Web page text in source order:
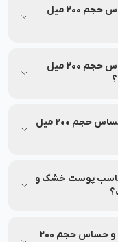
ژل شستشوی مناسب پوست خشک و حساس حجم 200 میل
ژل شستشوی مناسب پوست خشک و حساس حجم 200 میل
بزرگسال می‌باشد.آیا ژل شستشوی مناسب پوست خشک و حساس حجم 200 میل
مناسب پوست خشک و
200 میل لیپورکس از نظر کاربران 0.0 از 5 بوده و بر اساس 0 نظر ثبت
قیمت ژل شستشوی مناسب پوست خشک و حساس حجم 200